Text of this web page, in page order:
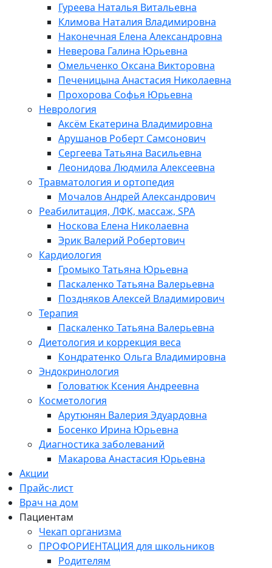
Гуреева Наталья Витальевна
Климова Наталия Владимировна
Наконечная Елена Александровна
Неверова Галина Юрьевна
Омельченко Оксана Викторовна
Печеницына Анастасия Николаевна
Прохорова Софья Юрьевна
Неврология
Аксём Екатерина Владимировна
Арушанов Роберт Самсонович
Сергеева Татьяна Васильевна
Леонидова Людмила Алексеевна
Травматология и ортопедия
Мочалов Андрей Александрович
Реабилитация, ЛФК, массаж, SPA
Носкова Елена Николаевна
Эрик Валерий Робертович
Кардиология
Громыко Татьяна Юрьевна
Паскаленко Татьяна Валерьевна
Поздняков Алексей Владимирович
Терапия
Паскаленко Татьяна Валерьевна
Диетология и коррекция веса
Кондратенко Ольга Владимировна
Эндокринология
Головатюк Ксения Андреевна
Косметология
Арутюнян Валерия Эдуардовна
Босенко Ирина Юрьевна
Диагностика заболеваний
Макарова Анастасия Юрьевна
Акции
Прайс-лист
Врач на дом
Пациентам
Чекап организма
ПРОФОРИЕНТАЦИЯ для школьников
Родителям